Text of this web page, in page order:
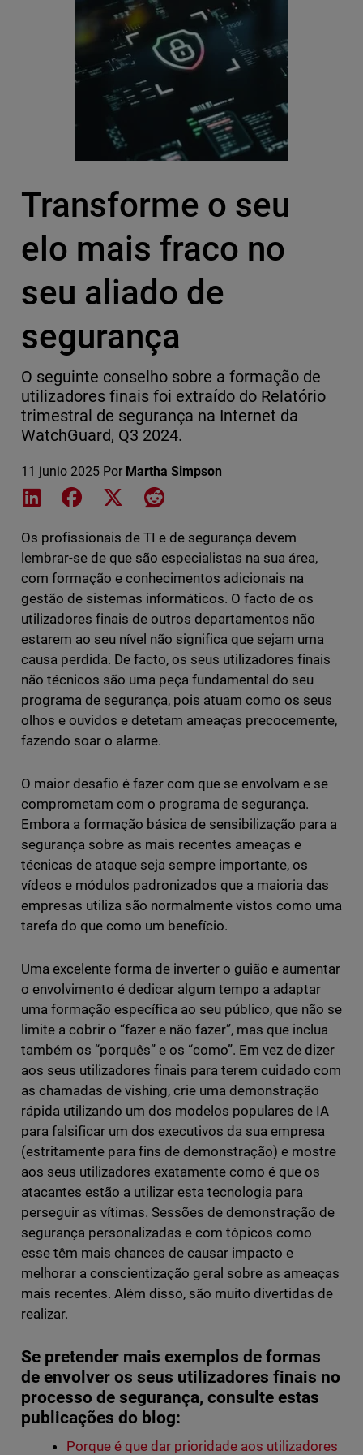
Transforme o seu
elo mais fraco no
seu aliado de
segurança
O seguinte conselho sobre a formação de
utilizadores finais foi extraído do Relatório
trimestral de segurança na Internet da
WatchGuard, Q3 2024.
11 junio 2025 Por Martha Simpson
Share on LinkedIn
Share on Facebook
Share on XShare on Reddit
Os profissionais de TI e de segurança devem
lembrar-se de que são especialistas na sua área,
com formação e conhecimentos adicionais na
gestão de sistemas informáticos. O facto de os
utilizadores finais de outros departamentos não
estarem ao seu nível não significa que sejam uma
causa perdida. De facto, os seus utilizadores finais
não técnicos são uma peça fundamental do seu
programa de segurança, pois atuam como os seus
olhos e ouvidos e detetam ameaças precocemente,
fazendo soar o alarme.
O maior desafio é fazer com que se envolvam e se
comprometam com o programa de segurança.
Embora a formação básica de sensibilização para a
segurança sobre as mais recentes ameaças e
técnicas de ataque seja sempre importante, os
vídeos e módulos padronizados que a maioria das
empresas utiliza são normalmente vistos como uma
tarefa do que como um benefício.
Uma excelente forma de inverter o guião e aumentar
o envolvimento é dedicar algum tempo a adaptar
uma formação específica ao seu público, que não se
limite a cobrir o “fazer e não fazer”, mas que inclua
também os “porquês” e os “como”. Em vez de dizer
aos seus utilizadores finais para terem cuidado com
as chamadas de vishing, crie uma demonstração
rápida utilizando um dos modelos populares de IA
para falsificar um dos executivos da sua empresa
(estritamente para fins de demonstração) e mostre
aos seus utilizadores exatamente como é que os
atacantes estão a utilizar esta tecnologia para
perseguir as vítimas. Sessões de demonstração de
segurança personalizadas e com tópicos como
esse têm mais chances de causar impacto e
melhorar a conscientização geral sobre as ameaças
mais recentes. Além disso, são muito divertidas de
realizar.
Se pretender mais exemplos de formas
de envolver os seus utilizadores finais no
processo de segurança, consulte estas
publicações do blog:
Porque é que dar prioridade aos utilizadores